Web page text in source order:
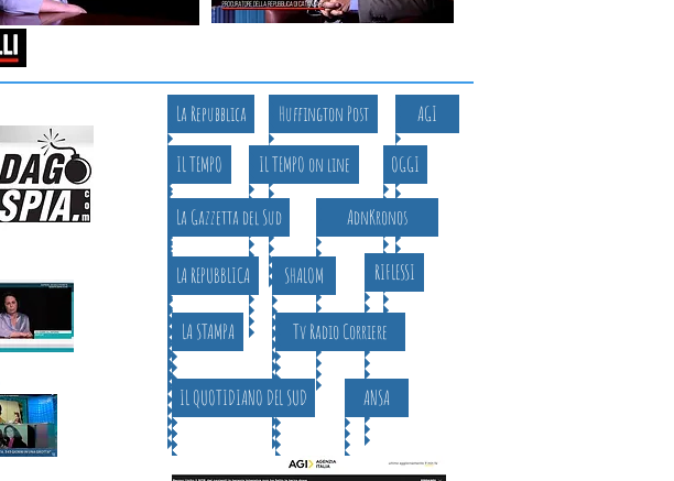
La Repubblica Huffington Post AGI
IL TEMPO IL TEMPO on line OGGI
La Gazzetta del Sud AdnKronos
LA REPUBBLICA SHALOM RIFLESSI
LA STAMPA Tv Radio Corriere
IL QUOTIDIANO DEL SUD ANSA